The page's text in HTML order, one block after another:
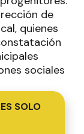
de
quienes
sociales
SOLO